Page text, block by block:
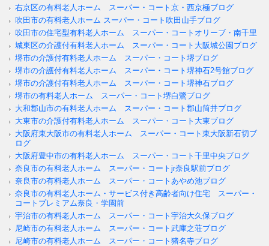
右京区の有料老人ホーム スーパー・コート京・西京極ブログ
吹田市の有料老人ホーム スーパー・コート吹田山手ブログ
吹田市の住宅型有料老人ホーム スーパー・コートオリーブ・南千里
城東区の介護付有料老人ホーム スーパー・コート大阪城公園ブログ
堺市の介護付有料老人ホーム スーパー・コート堺ブログ
堺市の介護付有料老人ホーム スーパー・コート堺神石2号館ブログ
堺市の介護付有料老人ホーム スーパー・コート堺神石ブログ
堺市の有料老人ホーム スーパー・コート堺白鷺ブログ
大和郡山市の有料老人ホーム スーパー・コート郡山筒井ブログ
大東市の介護付有料老人ホーム スーパー・コート大東ブログ
大阪府東大阪市の有料老人ホーム スーパー・コート東大阪新石切ブ
ログ
大阪府豊中市の有料老人ホーム スーパー・コート千里中央ブログ
奈良市の有料老人ホーム スーパー・コートjr奈良駅前ブログ
奈良市の有料老人ホーム スーパー・コートあやめ池ブログ
奈良市の有料老人ホーム・サービス付き高齢者向け住宅 スーパー・
コートプレミアム奈良・学園前
宇治市の有料老人ホーム スーパー・コート宇治大久保ブログ
尼崎市の有料老人ホーム スーパー・コート武庫之荘ブログ
尼崎市の有料老人ホーム スーパー・コート猪名寺ブログ